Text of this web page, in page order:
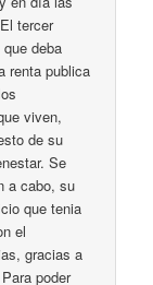
tercer
deba
renta publica
viven,
de su
Se
a cabo, su
que tenia
el
gracias a
poder